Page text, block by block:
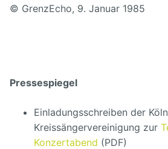
© GrenzEcho, 9. Januar 1985
Pressespiegel
Einladungsschreiben der
Kreissängervereinigung zur
Konzertabend (PDF)